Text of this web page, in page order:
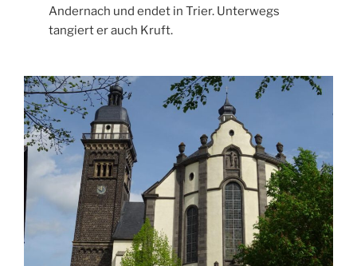
Andernach und endet in Trier. Unterwegs
tangiert er auch Kruft.